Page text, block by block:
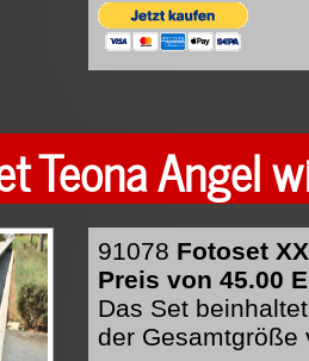
Teona Angel
91078 Fotoset
Preis von 45.00
Das Set
der Gesamtgröße